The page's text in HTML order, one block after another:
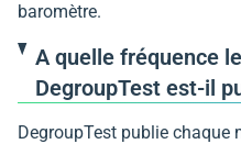
baromètre.
A quelle fréquence
DegroupTest est-il
DegroupTest publie chaque